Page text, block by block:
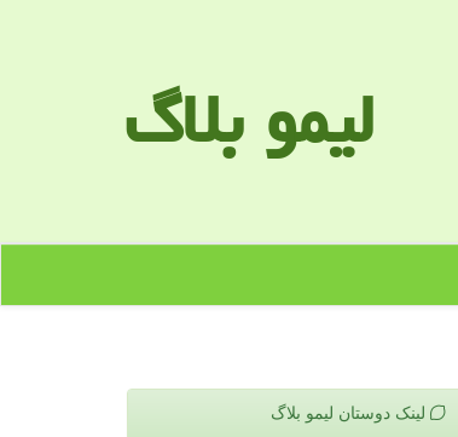
لیمو بلاگ
لینک دوستان لیمو بلاگ